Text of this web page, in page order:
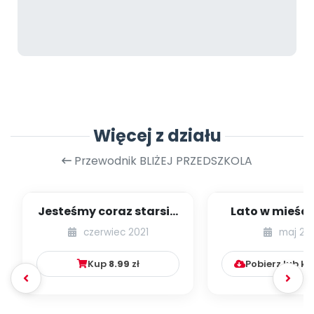
Więcej z działu
Przewodnik BLIŻEJ PRZEDSZKOLA
Jesteśmy coraz starsi -
zestaw
czerwiec 2021
Kup 8.99 zł
Lato w
dzieci
numer
maj
Pobierz lub